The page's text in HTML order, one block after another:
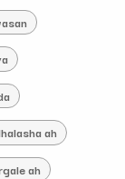
ah
ah